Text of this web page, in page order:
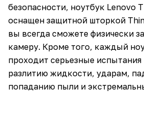
безопасности, ноутбук Lenovo
оснащен защитной шторкой
вы всегда сможете физически
камеру. Кроме того, каждый
проходит серьезные испытания
разлитию жидкости, ударам,
попаданию пыли и